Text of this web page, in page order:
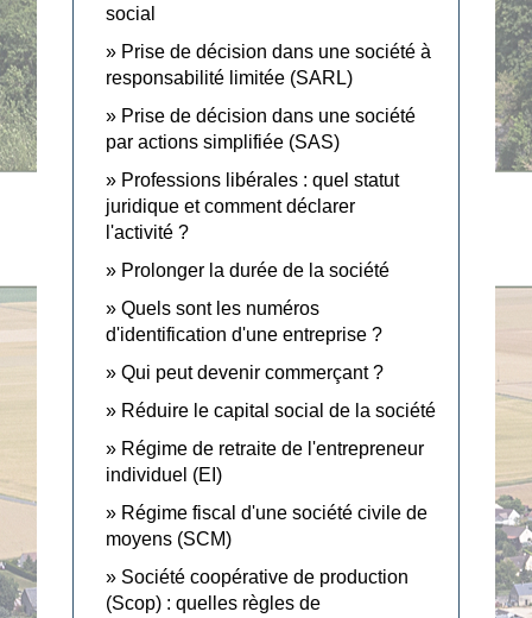
social
Prise de décision dans une société à
responsabilité limitée (SARL)
Prise de décision dans une société
par actions simplifiée (SAS)
Professions libérales : quel statut
juridique et comment déclarer
l'activité ?
Prolonger la durée de la société
Quels sont les numéros
d'identification d'une entreprise ?
Qui peut devenir commerçant ?
Réduire le capital social de la société
Régime de retraite de l'entrepreneur
individuel (EI)
Régime fiscal d'une société civile de
moyens (SCM)
Société coopérative de production
(Scop) : quelles règles de